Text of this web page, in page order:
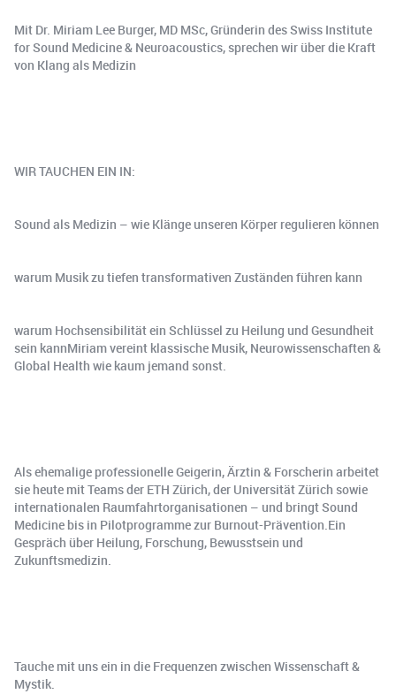
Mit Dr. Miriam Lee Burger, MD MSc, Gründerin des Swiss Institute
for Sound Medicine & Neuroacoustics, sprechen wir über die Kraft
von Klang als Medizin
WIR TAUCHEN EIN IN:
Sound als Medizin – wie Klänge unseren Körper regulieren können
warum Musik zu tiefen transformativen Zuständen führen kann
warum Hochsensibilität ein Schlüssel zu Heilung und Gesundheit
sein kannMiriam vereint klassische Musik, Neurowissenschaften &
Global Health wie kaum jemand sonst.
Als ehemalige professionelle Geigerin, Ärztin & Forscherin arbeitet
sie heute mit Teams der ETH Zürich, der Universität Zürich sowie
internationalen Raumfahrtorganisationen – und bringt Sound
Medicine bis in Pilotprogramme zur Burnout-Prävention.Ein
Gespräch über Heilung, Forschung, Bewusstsein und
Zukunftsmedizin.
Tauche mit uns ein in die Frequenzen zwischen Wissenschaft &
Mystik.